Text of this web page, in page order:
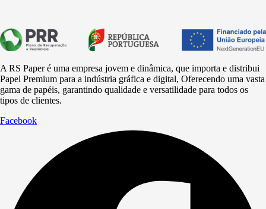
A RS Paper é uma empresa jovem e dinâmica, que importa e distribui
Papel Premium para a indústria gráfica e digital, Oferecendo uma vasta
gama de papéis, garantindo qualidade e versatilidade para todos os
tipos de clientes.
Facebook